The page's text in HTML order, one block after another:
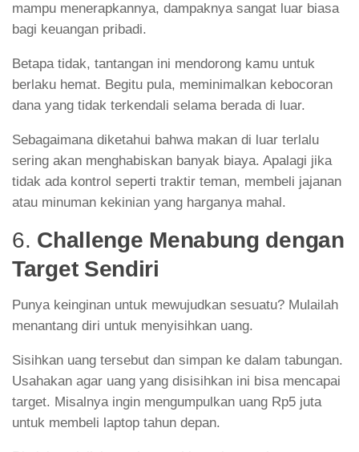
mampu menerapkannya, dampaknya sangat luar biasa
bagi keuangan pribadi.
Betapa tidak, tantangan ini mendorong kamu untuk
berlaku hemat. Begitu pula, meminimalkan kebocoran
dana yang tidak terkendali selama berada di luar.
Sebagaimana diketahui bahwa makan di luar terlalu
sering akan menghabiskan banyak biaya. Apalagi jika
tidak ada kontrol seperti traktir teman, membeli jajanan
atau minuman kekinian yang harganya mahal.
6. Challenge Menabung dengan
Target Sendiri
Punya keinginan untuk mewujudkan sesuatu? Mulailah
menantang diri untuk menyisihkan uang.
Sisihkan uang tersebut dan simpan ke dalam tabungan.
Usahakan agar uang yang disisihkan ini bisa mencapai
target. Misalnya ingin mengumpulkan uang Rp5 juta
untuk membeli laptop tahun depan.